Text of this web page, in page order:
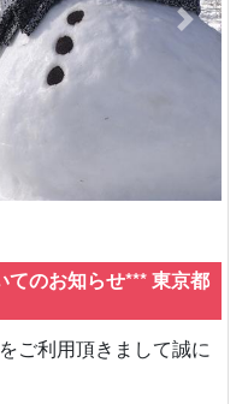
Next
のお知らせ*** 東京都
ご利用頂きまして誠に